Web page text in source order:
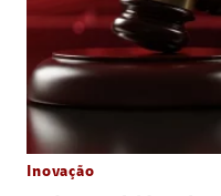
Inovação